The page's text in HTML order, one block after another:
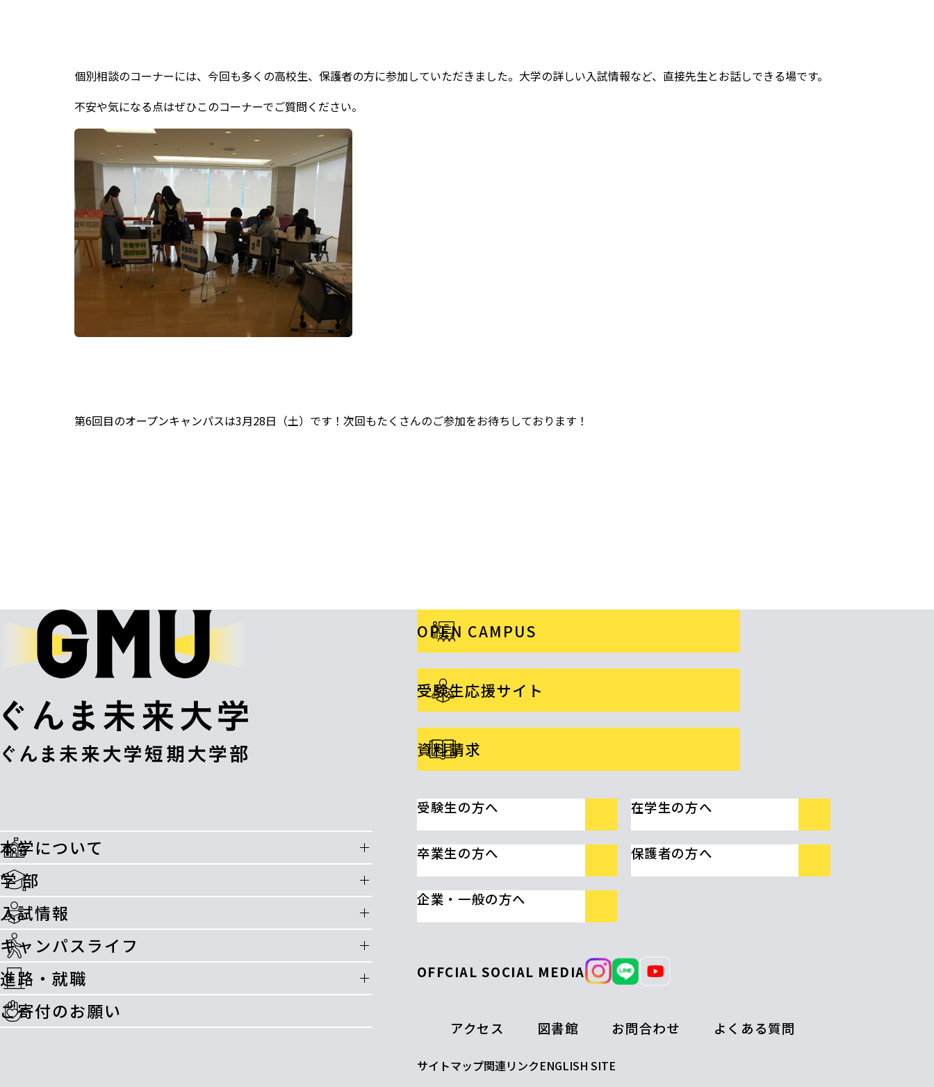
個別相談のコーナーには、今回も多くの高校生、保護者の方に参加していただきました。大学の詳しい入試情報など、直接先生とお話しできる場です。
不安や気になる点はぜひこのコーナーでご質問ください。
第6回目のオープンキャンパスは3月28日（土）です！次回もたくさんのご参加をお待ちしております！
本学について
学 部
入試情報
キャンパスライフ
進路・就職
ご寄付のお願い
OPEN CAMPUS
受験生応援サイト
資料請求
受験生の方へ 在学生の方へ
卒業生の方へ 保護者の方へ
企業・一般の方へ
OFFCIAL SOCIAL MEDIA
アクセス 図書館 お問合わせ よくある質問
サイトマップ関連リンクENGLISH SITE